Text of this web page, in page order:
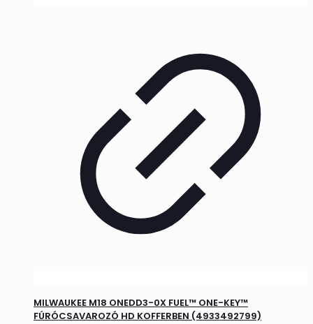
MILWAUKEE M18 ONEDD3-0X FUEL™ ONE-KEY™
FÚRÓCSAVAROZÓ HD KOFFERBEN (4933492799)